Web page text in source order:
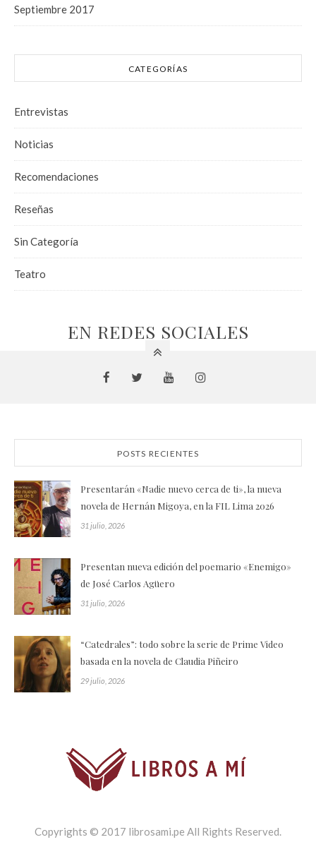
Septiembre 2017
CATEGORÍAS
Entrevistas
Noticias
Recomendaciones
Reseñas
Sin Categoría
Teatro
EN REDES SOCIALES
POSTS RECIENTES
Presentarán «Nadie nuevo cerca de ti», la nueva
novela de Hernán Migoya, en la FIL Lima 2026
31 julio, 2026
Presentan nueva edición del poemario «Enemigo»
de José Carlos Agüero
31 julio, 2026
“Catedrales”: todo sobre la serie de Prime Video
basada en la novela de Claudia Piñeiro
29 julio, 2026
Copyrights © 2017 librosami.pe All Rights Reserved.